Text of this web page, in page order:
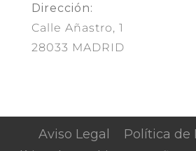
Dirección:
Calle Añastro, 1
28033 MADRID
Aviso Legal
Política de